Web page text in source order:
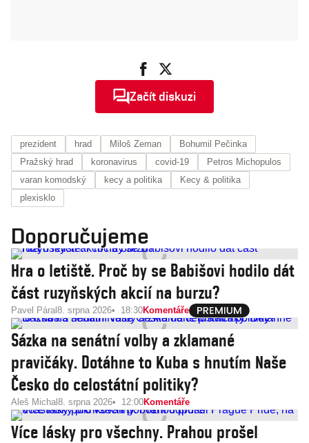
Začít diskuzi
prezident hrad Miloš Zeman
Bohumil Pečinka
Pražský hrad
koronavirus covid-19
Petros Michopulos
varan komodský
kecy a politika
Kecy & politika
plexisklo
Doporučujeme
Hra o letiště. Proč by se Babišovi hodilo dát
část ruzyňských akcií na burzu?
Pavel Páral 8. srpna 2026 18:30Komentáře
Sázka na senátní volby a zklamané
pravičáky. Dotáhne to Kuba s hnutím Naše
Česko do celostátní politiky?
Aleš Michal 8. srpna 2026 12:00Komentáře
Více lásky pro všechny. Prahou prošel